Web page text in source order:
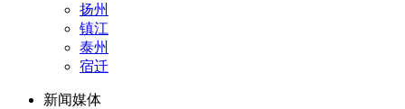
扬州
镇江
泰州
宿迁
新闻媒体